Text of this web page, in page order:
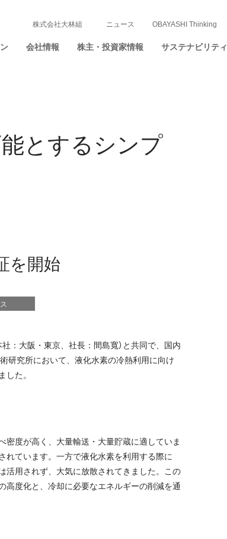
会社情報 株主・投資家情報 サステナビリティ
株式会社大林組 ニュース OBAYASHI Thinking
とするシンプ
を開始
：大阪・東京、社長：間島寬）と共同で、国内
研究所において、液化水素の冷熱利用に向け
た。
度が高く、大量輸送・大量貯蔵に適していま
れています。一方で液化水素を利用する際に
活用されず、大気に放散されてきました。この
度化と、冷却に必要なエネルギーの削減を通